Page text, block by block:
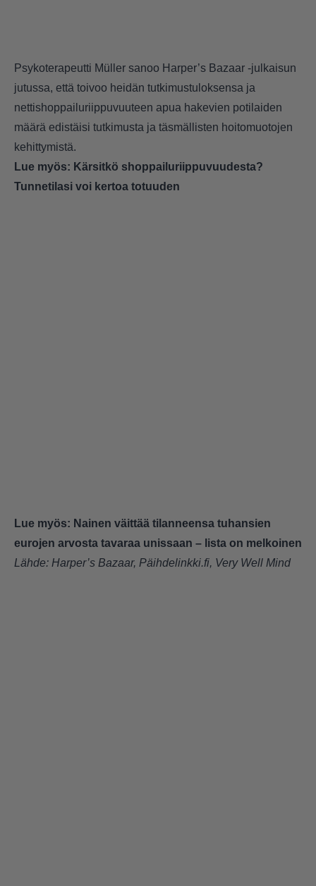
Psykoterapeutti Müller sanoo Harper’s Bazaar -julkaisun
jutussa, että toivoo heidän tutkimustuloksensa ja
nettishoppailuriippuvuuteen apua hakevien potilaiden
määrä edistäisi tutkimusta ja täsmällisten hoitomuotojen
kehittymistä.
Lue myös: Kärsitkö shoppailuriippuvuudesta?
Tunnetilasi voi kertoa totuuden
Lue myös: Nainen väittää tilanneensa tuhansien
eurojen arvosta tavaraa unissaan – lista on melkoinen
Lähde: Harper’s Bazaar, Päihdelinkki.fi, Very Well Mind